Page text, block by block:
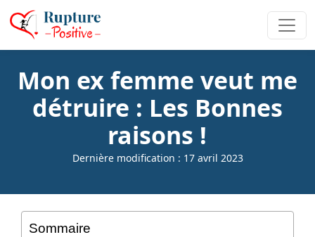
Mon ex femme veut me
détruire : Les Bonnes
raisons !
Dernière modification : 17 avril 2023
Sommaire